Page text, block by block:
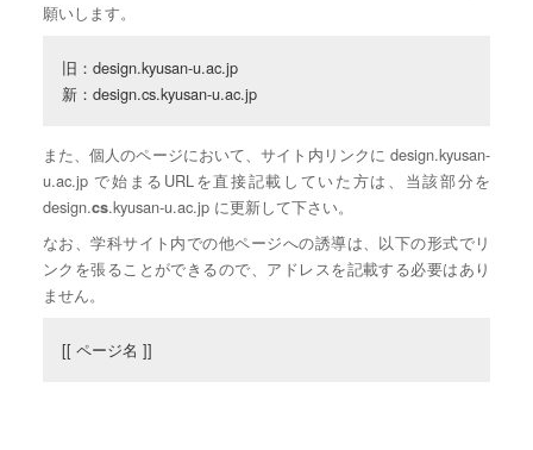
願いします。
旧：design.kyusan-u.ac.jp
新：design.cs.kyusan-u.ac.jp
また、個人のページにおいて、サイト内リンクに design.kyusan-
u.ac.jp で始まるURLを直接記載していた方は、当該部分を
design.cs.kyusan-u.ac.jp に更新して下さい。
なお、学科サイト内での他ページへの誘導は、以下の形式でリ
ンクを張ることができるので、アドレスを記載する必要はあり
ません。
[[ ページ名 ]]